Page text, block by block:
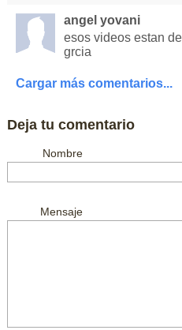
angel yovani
esos videos estan
grcia
Cargar más comentarios...
Deja tu comentario
Nombre
Mensaje